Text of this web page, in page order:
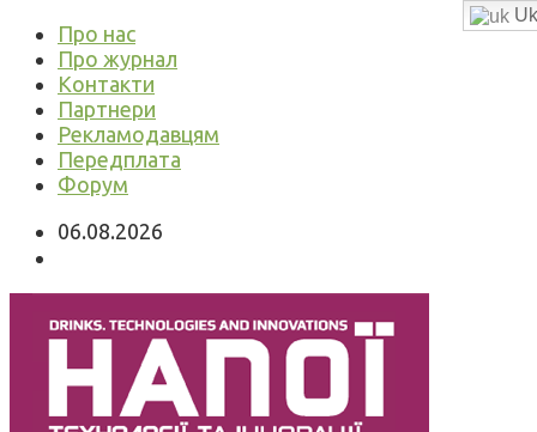
Про нас
Про журнал
Контакти
Партнери
Рекламодавцям
Передплата
Форум
06.08.2026